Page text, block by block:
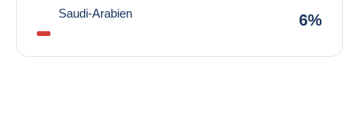
Saudi-Arabien 6%